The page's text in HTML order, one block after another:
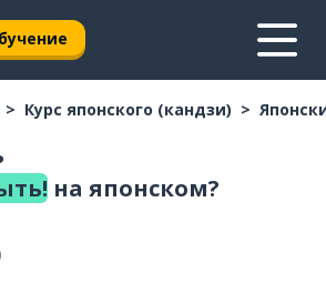
Курс японского (кандзи)
на японском?